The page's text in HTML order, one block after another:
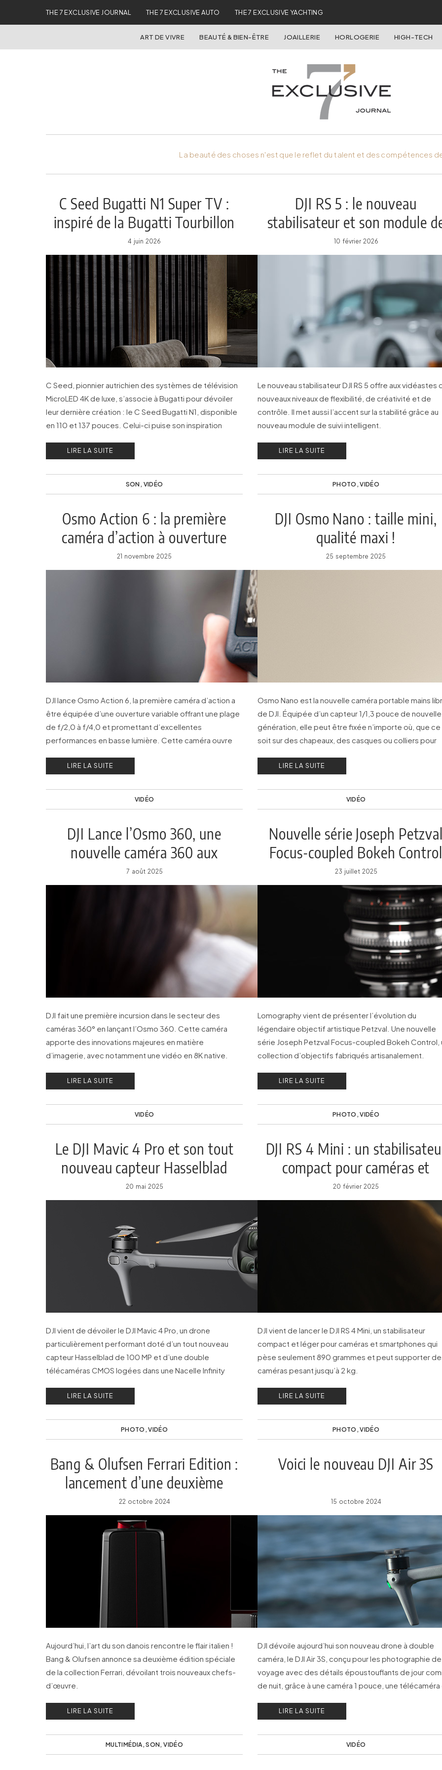
THE 7 EXCLUSIVE JOURNAL THE 7 EXCLUSIVE AUTO THE 7 EXCLUSIVE YACHTING
ART DE VIVRE BEAUTÉ & BIEN-ÊTRE JOAILLERIE HORLOGERIE HIGH-TECH
La beauté des choses n'est que le reflet du talent et des compétences
C Seed Bugatti N1 Super TV :
inspiré de la Bugatti Tourbillon
4 juin 2026
C Seed, pionnier autrichien des systèmes de télévision
MicroLED 4K de luxe, s’associe à Bugatti pour dévoiler
leur dernière création : le C Seed Bugatti N1, disponible
en 110 et 137 pouces. Celui-ci puise son inspiration
LIRE LA SUITE
SON, VIDÉO
DJI RS 5 : le nouveau
stabilisateur et son module
suivi intelligent
10 février 2026
Le nouveau stabilisateur DJI RS 5 offre aux vidéastes
nouveaux niveaux de flexibilité, de créativité et de
contrôle. Il met aussi l’accent sur la stabilité grâce au
nouveau module de suivi intelligent.
LIRE LA SUITE
PHOTO ,VIDÉO
Osmo Action 6 : la première
caméra d’action à ouverture
variable de DJI
21 novembre 2025
DJI lance Osmo Action 6, la première caméra d’action a
être équipée d’une ouverture variable offrant une plage
de f/2,0 à f/4,0 et promettant d’excellentes
performances en basse lumière. Cette caméra ouvre
LIRE LA SUITE
VIDÉO
DJI Osmo Nano : taille mini,
qualité maxi !
25 septembre 2025
Osmo Nano est la nouvelle caméra portable mains
de DJI. Équipée d’un capteur 1/1,3 pouce de nouvelle
génération, elle peut être fixée n’importe où, que ce
soit sur des chapeaux, des casques ou colliers pour
LIRE LA SUITE
VIDÉO
DJI Lance l’Osmo 360, une
nouvelle caméra 360 aux
fonctionnalités inédites
7 août 2025
DJI fait une première incursion dans le secteur des
caméras 360° en lançant l’Osmo 360. Cette caméra
apporte des innovations majeures en matière
d’imagerie, avec notamment une vidéo en 8K native.
LIRE LA SUITE
VIDÉO
Nouvelle série Joseph
Focus-coupled Bokeh Control
23 juillet 2025
Lomography vient de présenter l’évolution du
légendaire objectif artistique Petzval. Une nouvelle
série Joseph Petzval Focus-coupled Bokeh Control,
collection d’objectifs fabriqués artisanalement.
LIRE LA SUITE
PHOTO ,VIDÉO
Le DJI Mavic 4 Pro et son tout
nouveau capteur Hasselblad
20 mai 2025
DJI vient de dévoiler le DJI Mavic 4 Pro, un drone
particulièrement performant doté d’un tout nouveau
capteur Hasselblad de 100 MP et d’une double
télécaméras CMOS logées dans une Nacelle Infinity
LIRE LA SUITE
PHOTO ,VIDÉO
DJI RS 4 Mini : un
compact pour caméras et
smartphones
20 février 2025
DJI vient de lancer le DJI RS 4 Mini, un stabilisateur
compact et léger pour caméras et smartphones qui
pèse seulement 890 grammes et peut supporter
caméras pesant jusqu’à 2 kg.
LIRE LA SUITE
PHOTO ,VIDÉO
Bang & Olufsen Ferrari Edition :
lancement d’une deuxième
édition spéciale
22 octobre 2024
Aujourd’hui, l’art du son danois rencontre le flair italien !
Bang & Olufsen annonce sa deuxième édition spéciale
de la collection Ferrari, dévoilant trois nouveaux chefs-
d’œuvre.
LIRE LA SUITE
MULTIMÉDIA,SON,VIDÉO
Voici le nouveau DJI Air 3S
15 octobre 2024
DJI dévoile aujourd’hui son nouveau drone à double
caméra, le DJI Air 3S, conçu pour les photographie de
voyage avec des détails époustouflants de jour
de nuit, grâce à une caméra 1 pouce, une
omnidirectionnelle.
LIRE LA SUITE
VIDÉO